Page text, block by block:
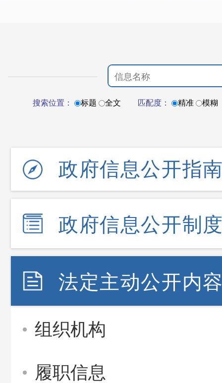
搜索位置： 标题 全文 匹配度： 精准 模糊
政府信息公开指
政府信息公开制
法定主动公开内
组织机构
履职信息